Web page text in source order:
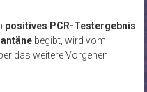
positives PCR-Testergebnis
begibt, wird vom
das weitere Vorgehen